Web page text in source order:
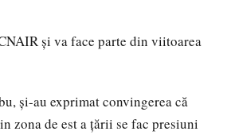
și va face parte din viitoarea
și-au exprimat convingerea că
zona de est a țării se fac presiuni